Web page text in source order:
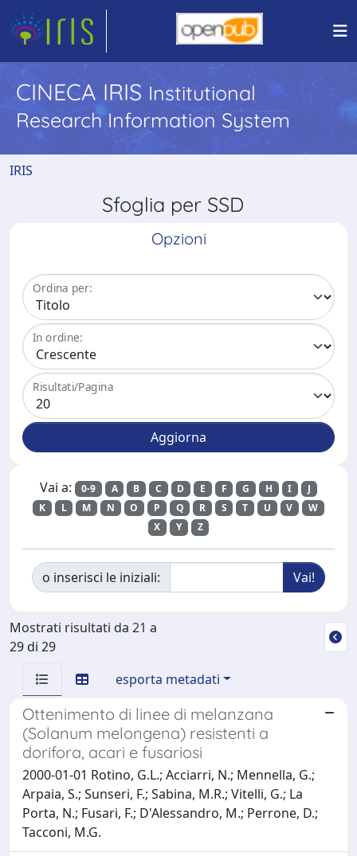
CINECA IRIS Institutional
Research Information System
IRIS
Sfoglia per SSD
Opzioni
Ordina per:
In ordine:
Risultati/Pagina
Vai a: 0-9 A B C D E F G H I
J
K
L M N O P Q R S T U V
W
X
Y Z
o inserisci le iniziali:
Mostrati risultati da 21 a
29 di 29
esporta metadati
Ottenimento di linee di melanzana
(Solanum melongena) resistenti a
dorifora, acari e fusariosi
2000-01-01 Rotino, G.L.; Acciarri, N.; Mennella, G.;
Arpaia, S.; Sunseri, F.; Sabina, M.R.; Vitelli, G.; La
Porta, N.; Fusari, F.; D'Alessandro, M.; Perrone, D.;
Tacconi, M.G.